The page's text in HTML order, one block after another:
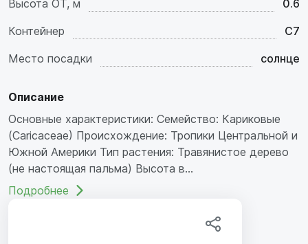
Высота ОТ, м
0.6
Контейнер
C7
Место посадки
солнце
Описание
Основные характеристики: Семейство: Кариковые
(Caricaceae) Происхождение: Тропики Центральной и
Южной Америки Тип растения: Травянистое дерево
(не настоящая пальма) Высота в...
Подробнее